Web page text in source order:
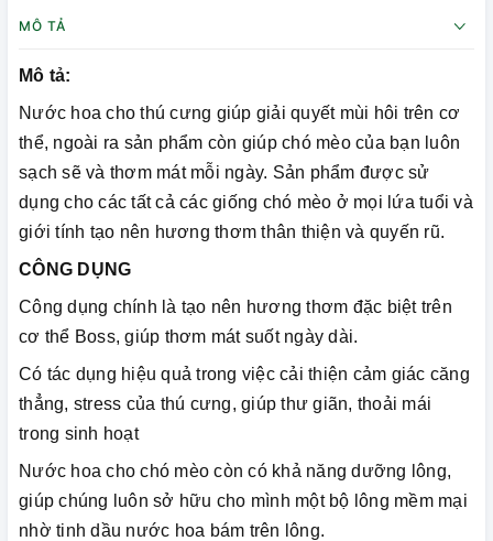
MÔ TẢ
Mô tả:
Nước hoa cho thú cưng giúp giải quyết mùi hôi trên cơ
thể, ngoài ra sản phẩm còn giúp chó mèo của bạn luôn
sạch sẽ và thơm mát mỗi ngày. Sản phẩm được sử
dụng cho các tất cả các giống chó mèo ở mọi lứa tuổi và
giới tính tạo nên hương thơm thân thiện và quyến rũ.
CÔNG DỤNG
Công dụng chính là tạo nên hương thơm đặc biệt trên
cơ thể Boss, giúp thơm mát suốt ngày dài.
Có tác dụng hiệu quả trong việc cải thiện cảm giác căng
thẳng, stress của thú cưng, giúp thư giãn, thoải mái
trong sinh hoạt
Nước hoa cho chó mèo còn có khả năng dưỡng lông,
giúp chúng luôn sở hữu cho mình một bộ lông mềm mại
nhờ tinh dầu nước hoa bám trên lông.